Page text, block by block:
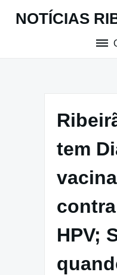
NOTÍCIAS
tem
HPV;